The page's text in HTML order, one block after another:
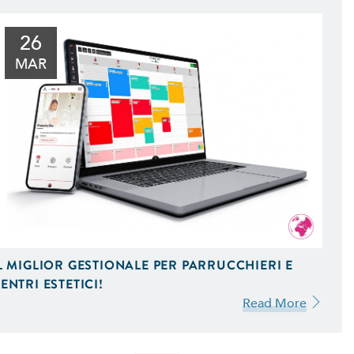
26
MAR
MIGLIOR GESTIONALE PER PARRUCCHIERI E
ESTETICI!
Read More